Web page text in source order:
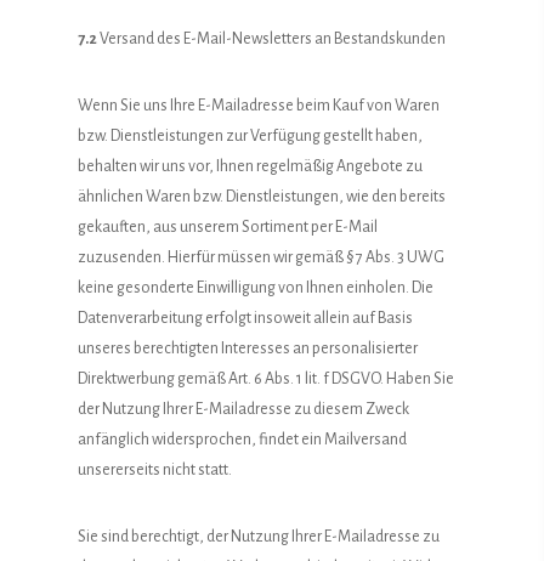
7.2Versand des E-Mail-Newsletters an Bestandskunden
Wenn Sie uns Ihre E-Mailadresse beim Kauf von Waren
bzw. Dienstleistungen zur Verfügung gestellt haben,
behalten wir uns vor, Ihnen regelmäßig Angebote zu
ähnlichen Waren bzw. Dienstleistungen, wie den bereits
gekauften, aus unserem Sortiment per E-Mail
zuzusenden. Hierfür müssen wir gemäß § 7 Abs. 3 UWG
keine gesonderte Einwilligung von Ihnen einholen. Die
Datenverarbeitung erfolgt insoweit allein auf Basis
unseres berechtigten Interesses an personalisierter
Direktwerbung gemäß Art. 6 Abs. 1 lit. f DSGVO. Haben Sie
der Nutzung Ihrer E-Mailadresse zu diesem Zweck
anfänglich widersprochen, findet ein Mailversand
unsererseits nicht statt.
Sie sind berechtigt, der Nutzung Ihrer E-Mailadresse zu